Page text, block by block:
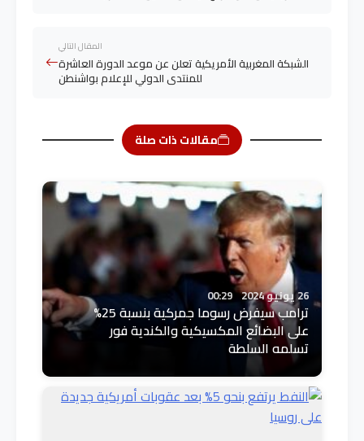
المقال التالي
الشبكة المغربية الأمريكية تعلن عن موعد الدورة العاشرة
للمنتدى الدولي للإعلام بواشنطن
مقالات ذات صلة
26 يونيو 2024 00:29
ترامب سيفرض رسوما جمركية بنسبة 25%
على البضائع المكسيكية والكندية فور
تسلمه السلطة